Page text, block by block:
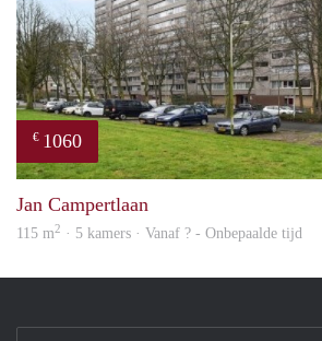
€ 1060
Jan Campertlaan
115 m2 · 5 kamers · Vanaf ? - Onbepaalde tijd